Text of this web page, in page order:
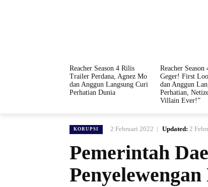
Reacher Season 4 Rilis
Trailer Perdana, Agnez Mo
dan Anggun Langsung Curi
Perhatian Dunia
Reacher
Geger! First
dan Anggun
Perhatian,
Villain Ever!”
KORUPSI 2 Februari 2022 Updated: 2
Pemerintah
Penyelewengan